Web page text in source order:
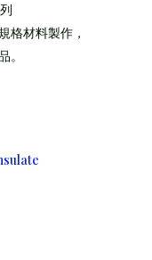
格材料製作，
。